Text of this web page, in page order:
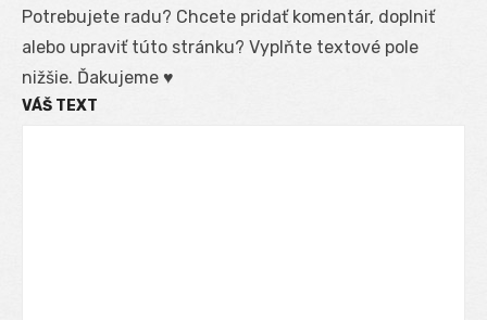
Potrebujete radu? Chcete pridať komentár, doplniť
alebo upraviť túto stránku? Vyplňte textové pole
nižšie. Ďakujeme ♥
VÁŠ TEXT